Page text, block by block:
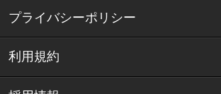
プライバシーポリシー
利用規約